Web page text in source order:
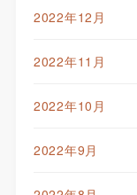
2022年12月
2022年11月
2022年10月
2022年9月